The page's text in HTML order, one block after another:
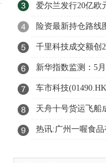
续：6人全带走，
爱尔兰发行20亿欧
标稳步推进|每日播
险资最新持仓路线
方向 今日热讯
千里科技成交额创
新华指数监测：5
钢坯价格微幅上涨
车市科技
中文股份简称-每
天舟十号货运飞船
天ETF天弘（
热讯:广州一喔食